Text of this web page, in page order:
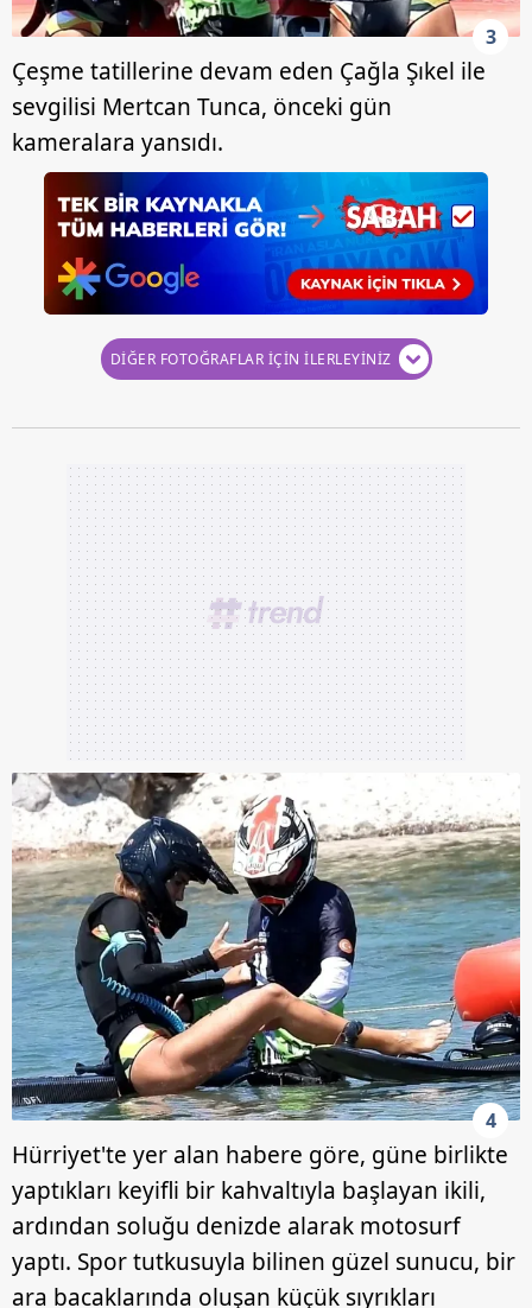
3
Çeşme tatillerine devam eden Çağla Şıkel ile
sevgilisi Mertcan Tunca, önceki gün
kameralara yansıdı.
DİĞER FOTOĞRAFLAR İÇİN İLERLEYİNİZ
4
Hürriyet'te yer alan habere göre, güne birlikte
yaptıkları keyifli bir kahvaltıyla başlayan ikili,
ardından soluğu denizde alarak motosurf
yaptı. Spor tutkusuyla bilinen güzel sunucu, bir
ara bacaklarında oluşan küçük sıyrıkları